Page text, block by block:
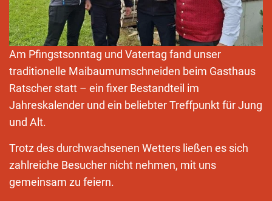
Am Pfingstsonntag und Vatertag fand unser
traditionelle Maibaumumschneiden beim Gasthaus
Ratscher statt – ein fixer Bestandteil im
Jahreskalender und ein beliebter Treffpunkt für Jung
und Alt.
Trotz des durchwachsenen Wetters ließen es sich
zahlreiche Besucher nicht nehmen, mit uns
gemeinsam zu feiern.